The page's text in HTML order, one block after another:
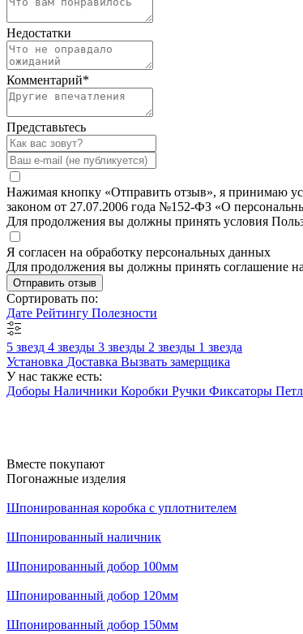
Недостатки
Комментарий*
Представьтесь
Нажимая кнопку «Отправить отзыв», я принимаю
законом от 27.07.2006 года №152-ФЗ «О
Для продолжения вы должны принять условия
Я согласен на обработку персональных данных
Для продолжения вы должны принять соглашение
Отправить отзыв
Сортировать по:
Дате Рейтингу Полезности
5 звезд 4 звезды 3 звезды 2 звезды 1 звезда
Установка Доставка Вызвать замерщика
У нас также есть:
Доборы Наличники Коробки Ручки Фиксаторы
Вместе покупают
Погонажные изделия
Шпонированная коробка с уплотнителем
Шпонированный наличник
Шпонированный добор 100мм
Шпонированный добор 120мм
Шпонированный добор 150мм